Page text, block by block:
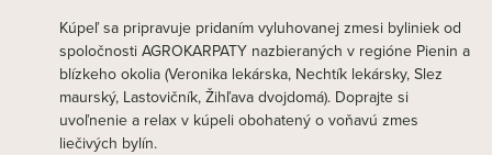
Kúpeľ sa pripravuje pridaním vyluhovanej zmesi byliniek od
spoločnosti AGROKARPATY nazbieraných v regióne Pienin a
blízkeho okolia (Veronika lekárska, Nechtík lekársky, Slez
maurský, Lastovičník, Žihľava dvojdomá). Doprajte si
uvoľnenie a relax v kúpeli obohatený o voňavú zmes
liečivých bylín.